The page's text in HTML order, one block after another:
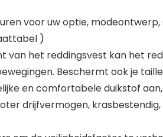
voor uw optie,
)
het reddingsvest kan het
Beschermt ook je
en comfortabele duikstof
drijfvermogen,